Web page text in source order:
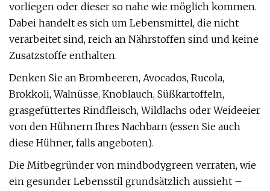
vorliegen oder dieser so nahe wie möglich kommen.
Dabei handelt es sich um Lebensmittel, die nicht
verarbeitet sind, reich an Nährstoffen sind und keine
Zusatzstoffe enthalten.
Denken Sie an Brombeeren, Avocados, Rucola,
Brokkoli, Walnüsse, Knoblauch, Süßkartoffeln,
grasgefüttertes Rindfleisch, Wildlachs oder Weideeier
von den Hühnern Ihres Nachbarn (essen Sie auch
diese Hühner, falls angeboten).
Die Mitbegründer von mindbodygreen verraten, wie
ein gesunder Lebensstil grundsätzlich aussieht –